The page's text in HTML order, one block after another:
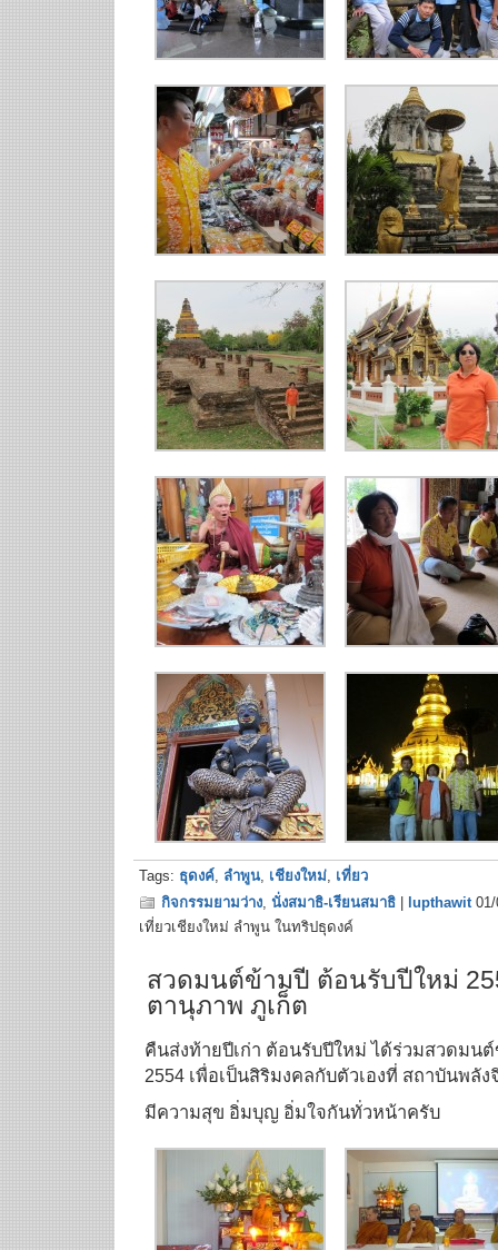
Tags: ธุดงค์, ลำพูน, เชียงใหม่, เที่ยว
กิจกรรมยามว่าง, นั่งสมาธิ-เรียนสมาธิ lupthawit01/
เที่ยวเชียงใหม่ ลำพูน ในทริปธุดงค์
สวดมนต์ข้ามปี ต้อนรับปีใหม่
ตานุภาพ ภูเก็ต
คืนส่งท้ายปีเก่า ต้อนรับปีใหม่ ได้ร่วมสวดมน
2554 เพื่อเป็นสิริมงคลกับตัวเองที่ สถาบันพลั
มีความสุข อิ่มบุญ อิ่มใจกันทั่วหน้าครับ